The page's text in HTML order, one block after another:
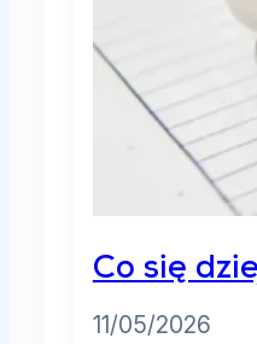
Co się
11/05/2026